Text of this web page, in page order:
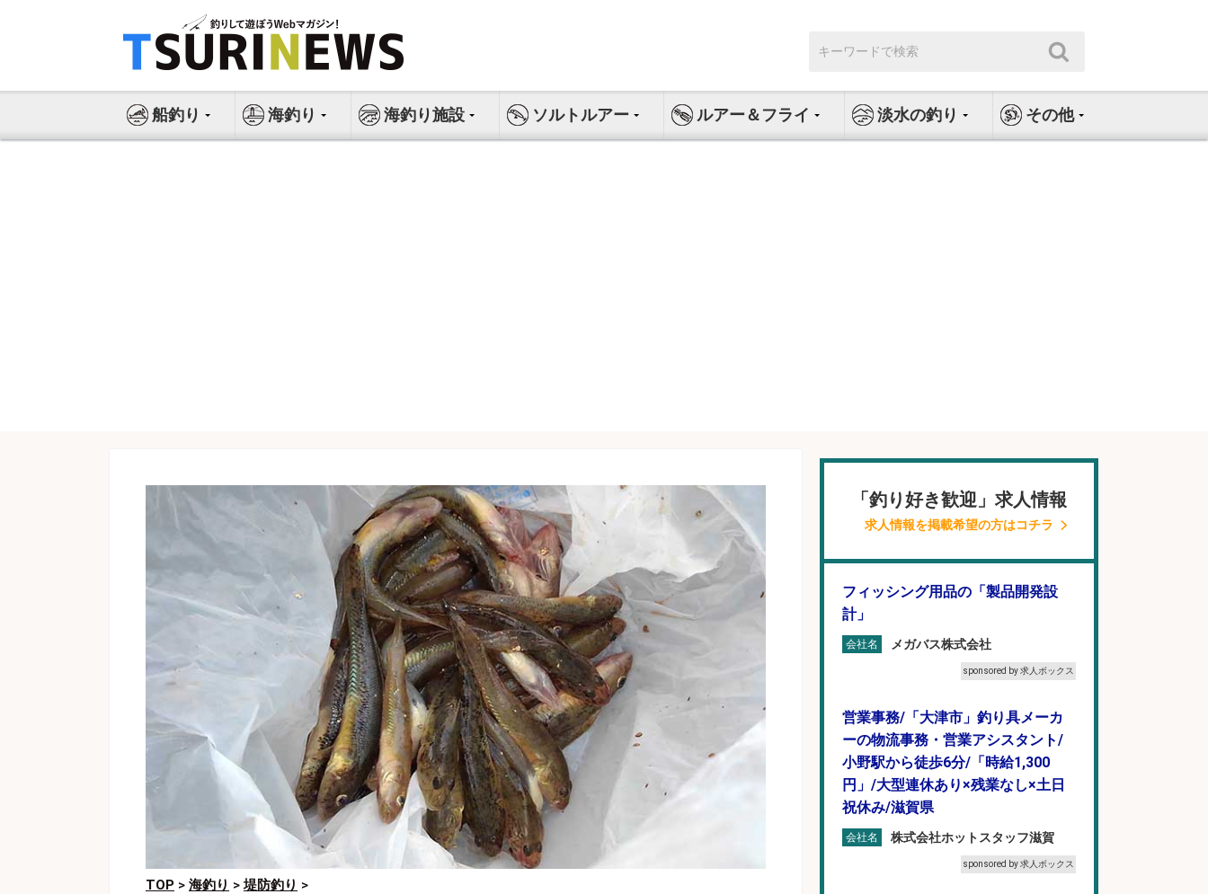
ス
索:
船釣り 海釣り 海釣り施設 ソルトルアー ルアー＆フライ 淡水の釣り その他
TOP > 海釣り >堤防釣り >
「釣り好き歓迎」求人情報
求人情報を掲載希望の方はコチラ
フィッシング用品の「製品開発設
計」
会社名 メガバス株式会社
sponsored by 求人ボックス
営業事務/「大津市」釣り具メーカ
ーの物流事務・営業アシスタント/
小野駅から徒歩6分/「時給1,300
円」/大型連休あり×残業なし×土日
祝休み/滋賀県
会社名 株式会社ホットスタッフ滋賀
sponsored by 求人ボックス